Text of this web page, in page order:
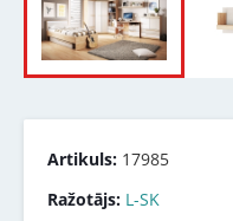
Artikuls: 17985
Ražotājs: L-SK